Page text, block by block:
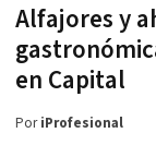
Alfajores y
en Capital
PoriProfesional